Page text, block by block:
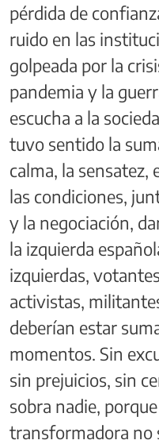
pérdida de
ruido en las
golpeada por la
pandemia y la
escucha a la
tuvo sentido la
calma, la sensatez,
las condiciones,
y la negociación,
la izquierda
izquierdas,
activistas,
deberían estar
momentos. Sin
sin prejuicios, sin
sobra nadie,
transformadora no